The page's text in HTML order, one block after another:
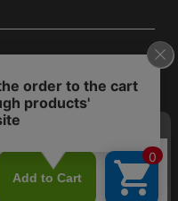
©FRIENDS CO.,LTD.